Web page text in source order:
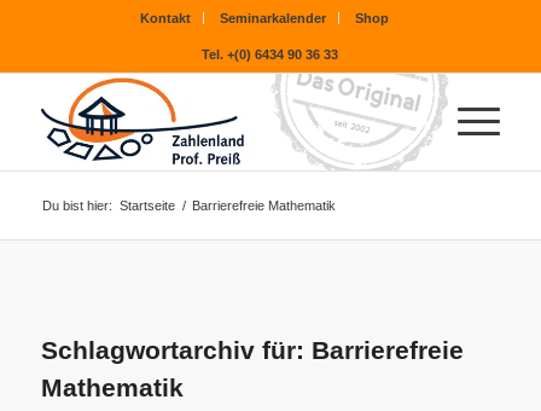
Kontakt Seminarkalender Shop
Tel. +(0) 6434 90 36 33
Du bist hier: Startseite / Barrierefreie Mathematik
Schlagwortarchiv für: Barrierefreie
Mathematik